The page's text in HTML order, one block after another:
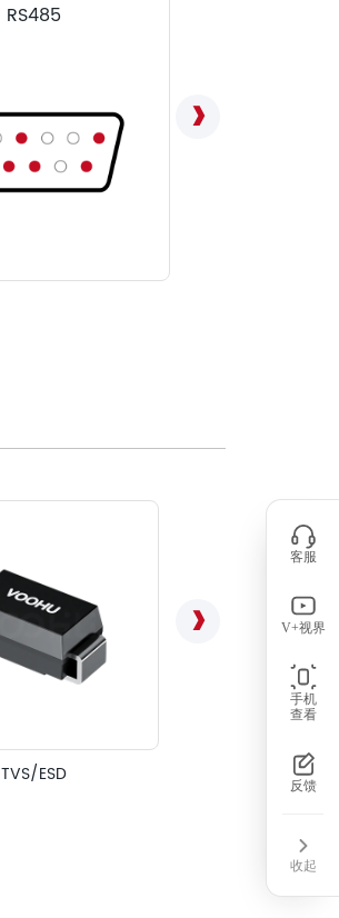
RS485
TVS/ESD
信号线用共模
客服
V+视界
手机
查看
反馈
收起